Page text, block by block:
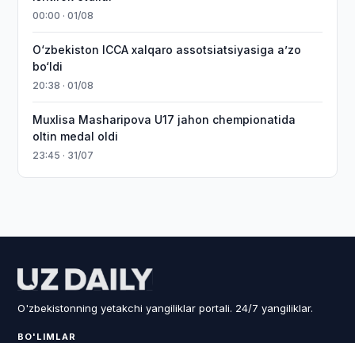
00:00 · 01/08
O‘zbekiston ICCA xalqaro assotsiatsiyasiga aʼzo
bo‘ldi
20:38 · 01/08
Muxlisa Masharipova U17 jahon chempionatida
oltin medal oldi
23:45 · 31/07
O'zbekistonning yetakchi yangiliklar portali. 24/7 yangiliklar.
BO'LIMLAR